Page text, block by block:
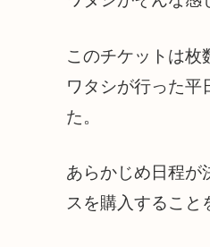
このチケットは枚
ワタシが行った平
た。
あらかじめ日程が
ス を購入すること